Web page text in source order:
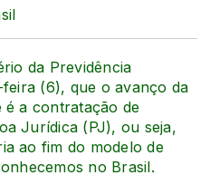
da Previdência
(6), que o avanço da
é a contratação de
Jurídica (PJ), ou seja,
ao fim do modelo de
no Brasil.